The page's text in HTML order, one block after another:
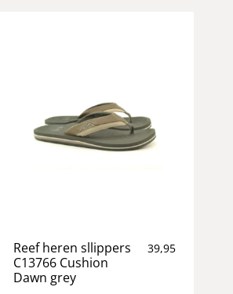
Reef heren sllippers
C13766 Cushion
Dawn grey
39,95